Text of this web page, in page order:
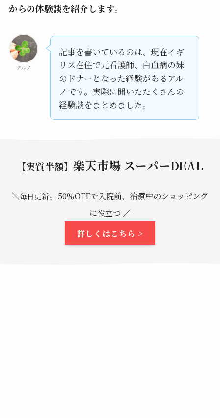
からの体験談を紹介します。
アルノ
記事を書いているのは、現在イギ
リス在住で元看護師、白血病の妹
のドナーとなった経験があるアル
ノです。実際に聞いたたくさんの
経験談をまとめました。
【実質半額】 楽天市場 スーパーDEAL
＼毎日更新。 50％OFFで入院前、治療中のショッピング
に役立つ ／
詳しくはこちら >